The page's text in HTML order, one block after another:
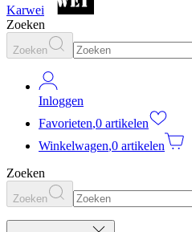
Karwei
Zoeken
Zoeken
Inloggen
Favorieten,0 artikelen
Winkelwagen,0 artikelen
Zoeken
Zoeken